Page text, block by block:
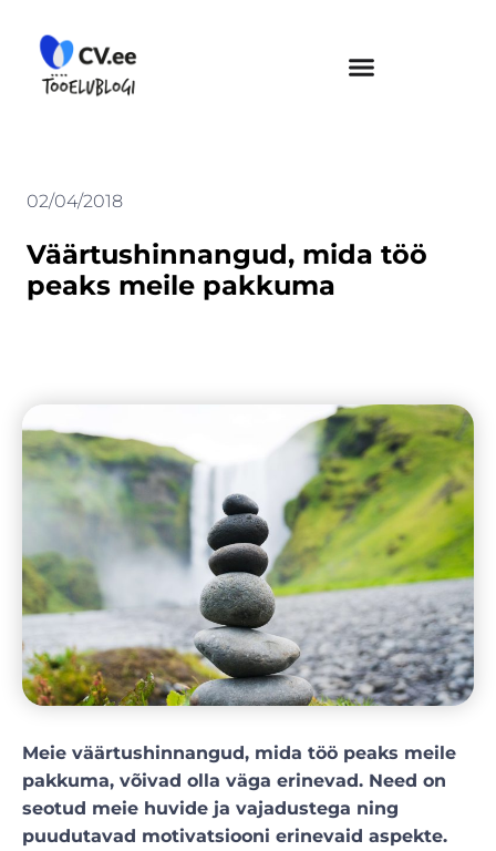
content
02/04/2018
Väärtushinnangud, mida töö
peaks meile pakkuma
Meie väärtushinnangud, mida töö peaks meile
pakkuma, võivad olla väga erinevad. Need on
seotud meie huvide ja vajadustega ning
puudutavad motivatsiooni erinevaid aspekte.